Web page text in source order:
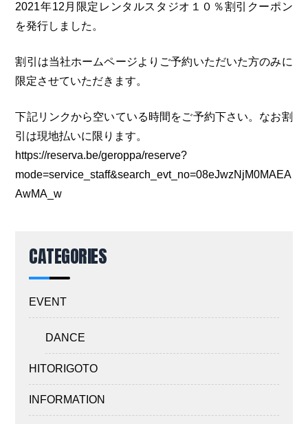
2021年12月限定レンタルスタジオ１０％割引クーポン
を発行しました。
割引は当社ホームページよりご予約いただいた方のみに
限定させていただきます。
下記リンクから空いている時間をご予約下さい。なお割
引は現地払いに限ります。
https://reserva.be/geroppa/reserve?
mode=service_staff&search_evt_no=08eJwzNjM0MAEA
AwMA_w
CATEGORIES
EVENT
DANCE
HITORIGOTO
INFORMATION